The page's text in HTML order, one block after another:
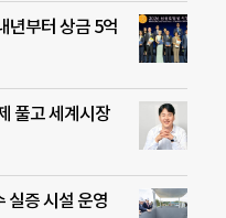
년부터 상금 5억
풀고 세계시장
실증 시설 운영